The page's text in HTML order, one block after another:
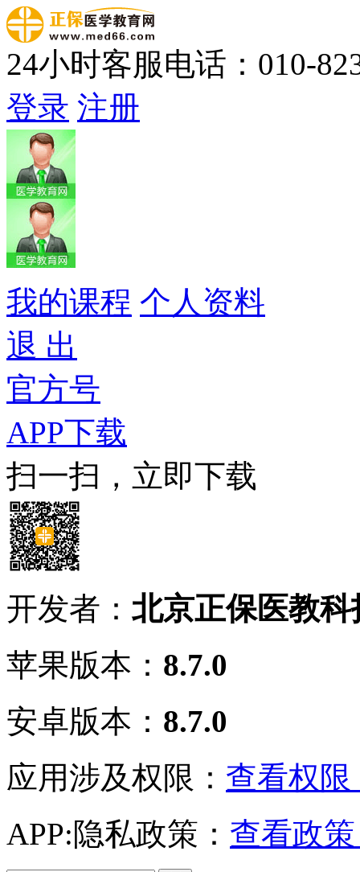
24小时客服电话：010-
登录 注册
我的课程 个人资料
退 出
官方号
APP下载
扫一扫，立即下载
开发者： 北京正保医教
苹果版本： 8.7.0
安卓版本： 8.7.0
应用涉及权限： 查看权限
APP:隐私政策： 查看政